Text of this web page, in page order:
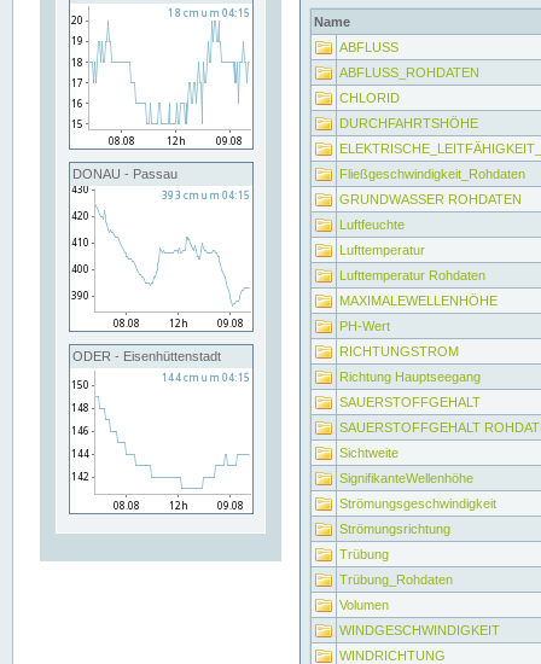
DONAU - Passau
ODER - Eisenhüttenstadt
Name
ABFLUSS
ABFLUSS_ROHDATEN
CHLORID
DURCHFAHRTSHÖHE
Fließgeschwindigkeit_Rohdaten
GRUNDWASSER ROHDATEN
Luftfeuchte
Lufttemperatur
Lufttemperatur Rohdaten
MAXIMALEWELLENHÖHE
PH-Wert
RICHTUNGSTROM
Richtung Hauptseegang
SAUERSTOFFGEHALT
SAUERSTOFFGEHALT
Sichtweite
SignifikanteWellenhöhe
Strömungsgeschwindigkeit
Strömungsrichtung
Trübung
Trübung_Rohdaten
Volumen
WINDGESCHWINDIGKEIT
WINDRICHTUNG